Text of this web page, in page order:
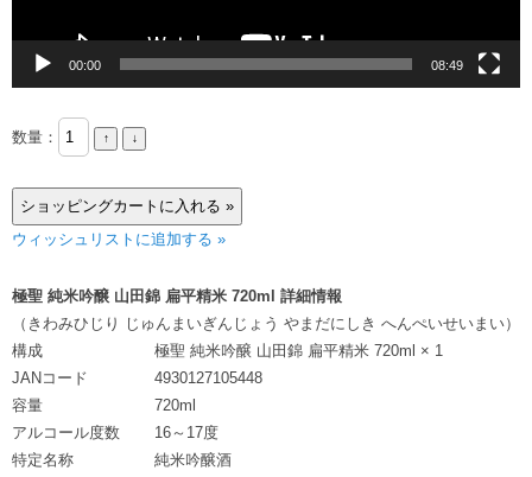
00:00 08:49
数量：
ウィッシュリストに追加する »
極聖 純米吟醸 山田錦 扁平精米 720ml 詳細情報
（きわみひじり じゅんまいぎんじょう やまだにしき へんぺいせいまい）
構成
極聖 純米吟醸 山田錦 扁平精米 720ml × 1
JANコード
4930127105448
容量
720ml
アルコール度数
16～17度
特定名称
純米吟醸酒